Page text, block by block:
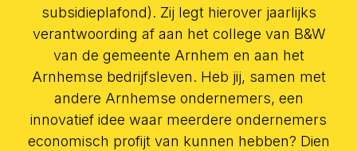
subsidieplafond). Zij legt hierover jaarlijks
verantwoording af aan het college van B&W
van de gemeente Arnhem en aan het
Arnhemse bedrijfsleven. Heb jij, samen met
andere Arnhemse ondernemers, een
innovatief idee waar meerdere ondernemers
economisch profijt van kunnen hebben? Dien